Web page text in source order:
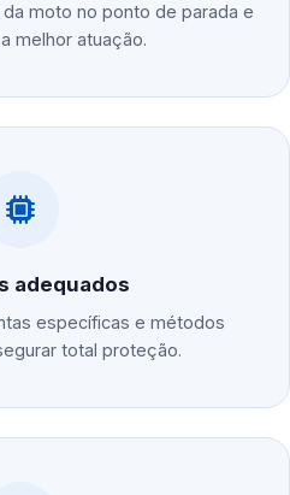
moto no ponto de parada e
melhor atuação.
adequados
específicas e métodos
total proteção.